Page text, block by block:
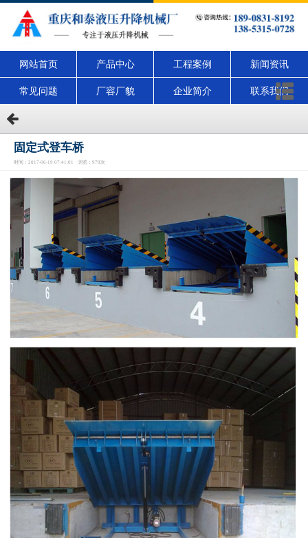
网站首页 产品中心 工程案例 新闻资讯
常见问题 厂容厂貌 企业简介 联系我们
固定式登车桥
时间：2017-06-19 07:41:01 浏览：978次